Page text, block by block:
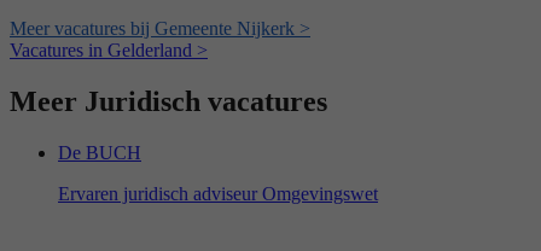
Meer vacatures bij Gemeente Nijkerk >
Vacatures in Gelderland >
Meer Juridisch vacatures
De BUCH
Ervaren juridisch adviseur Omgevingswet